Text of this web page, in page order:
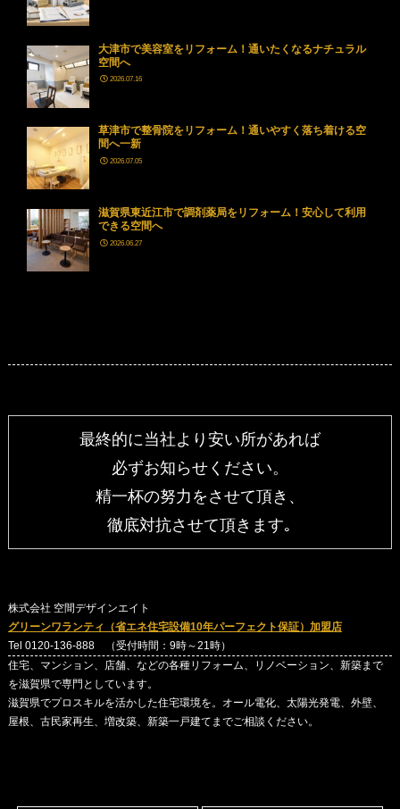
大津市で美容室をリフォーム！通いたくなるナチュラル
空間へ
2026.07.16
草津市で整骨院をリフォーム！通いやすく落ち着ける空
間へ一新
2026.07.05
滋賀県東近江市で調剤薬局をリフォーム！安心して利用
できる空間へ
2026.06.27
最終的に当社より安い所があれば
必ずお知らせください。
精一杯の努力をさせて頂き、
徹底対抗させて頂きます｡
株式会社 空間デザインエイト
グリーンワランティ（省エネ住宅設備10年パーフェクト保証）加盟店
Tel 0120-136-888 （受付時間：9時～21時）
住宅、マンション、店舗、などの各種リフォーム、リノベーション、新築まで
を滋賀県で専門としています。
滋賀県でプロスキルを活かした住宅環境を。オール電化、太陽光発電、外壁、
屋根、古民家再生、増改築、新築一戸建てまでご相談ください。